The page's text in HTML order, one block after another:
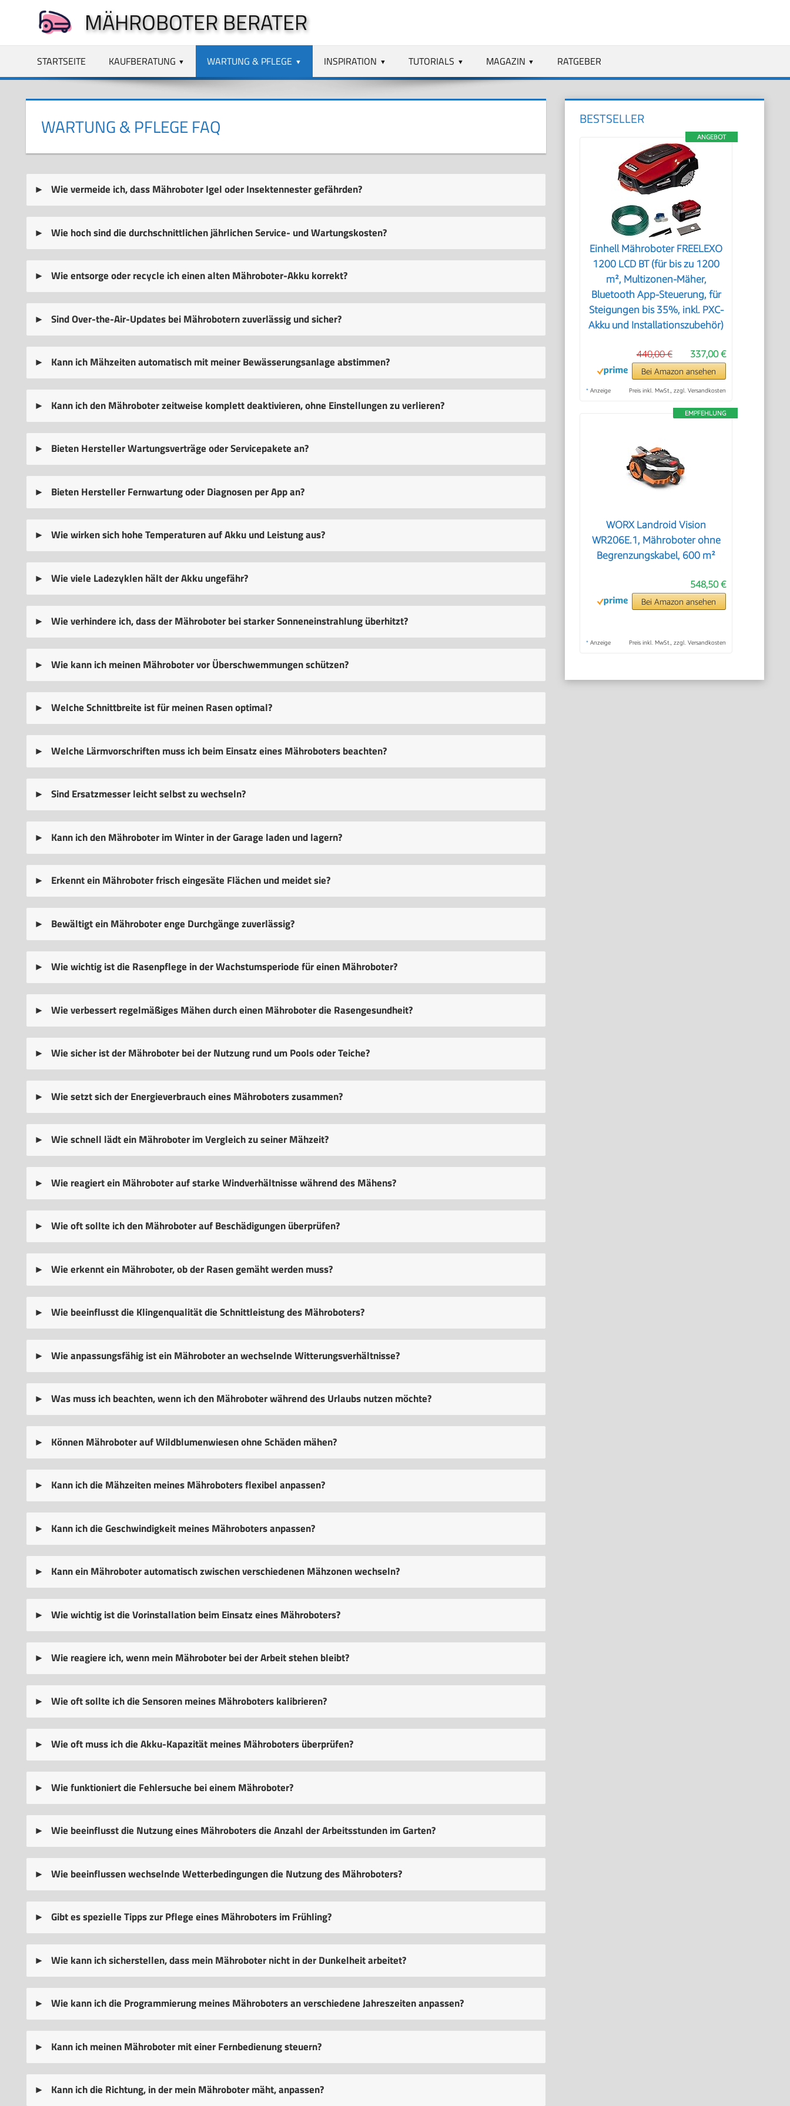
springen
MÄHROBOTER BERATER
STARTSEITE KAUFBERATUNG WARTUNG & PFLEGE INSPIRATION TUTORIALS MAGAZIN RATGEBER
WARTUNG & PFLEGE FAQ
Wie vermeide ich, dass Mähroboter Igel oder Insektennester gefährden?
Wie hoch sind die durchschnittlichen jährlichen Service- und Wartungskosten?
Wie entsorge oder recycle ich einen alten Mähroboter-Akku korrekt?
Sind Over-the-Air-Updates bei Mährobotern zuverlässig und sicher?
Kann ich Mähzeiten automatisch mit meiner Bewässerungsanlage abstimmen?
Kann ich den Mähroboter zeitweise komplett deaktivieren, ohne Einstellungen zu verlieren?
Bieten Hersteller Wartungsverträge oder Servicepakete an?
Bieten Hersteller Fernwartung oder Diagnosen per App an?
Wie wirken sich hohe Temperaturen auf Akku und Leistung aus?
Wie viele Ladezyklen hält der Akku ungefähr?
Wie verhindere ich, dass der Mähroboter bei starker Sonneneinstrahlung überhitzt?
Wie kann ich meinen Mähroboter vor Überschwemmungen schützen?
Welche Schnittbreite ist für meinen Rasen optimal?
Welche Lärmvorschriften muss ich beim Einsatz eines Mähroboters beachten?
Sind Ersatzmesser leicht selbst zu wechseln?
Kann ich den Mähroboter im Winter in der Garage laden und lagern?
Erkennt ein Mähroboter frisch eingesäte Flächen und meidet sie?
Bewältigt ein Mähroboter enge Durchgänge zuverlässig?
Wie wichtig ist die Rasenpflege in der Wachstumsperiode für einen Mähroboter?
Wie verbessert regelmäßiges Mähen durch einen Mähroboter die Rasengesundheit?
Wie sicher ist der Mähroboter bei der Nutzung rund um Pools oder Teiche?
Wie setzt sich der Energieverbrauch eines Mähroboters zusammen?
Wie schnell lädt ein Mähroboter im Vergleich zu seiner Mähzeit?
Wie reagiert ein Mähroboter auf starke Windverhältnisse während des Mähens?
Wie oft sollte ich den Mähroboter auf Beschädigungen überprüfen?
Wie erkennt ein Mähroboter, ob der Rasen gemäht werden muss?
Wie beeinflusst die Klingenqualität die Schnittleistung des Mähroboters?
Wie anpassungsfähig ist ein Mähroboter an wechselnde Witterungsverhältnisse?
Was muss ich beachten, wenn ich den Mähroboter während des Urlaubs nutzen möchte?
Können Mähroboter auf Wildblumenwiesen ohne Schäden mähen?
Kann ich die Mähzeiten meines Mähroboters flexibel anpassen?
Kann ich die Geschwindigkeit meines Mähroboters anpassen?
Kann ein Mähroboter automatisch zwischen verschiedenen Mähzonen wechseln?
Wie wichtig ist die Vorinstallation beim Einsatz eines Mähroboters?
Wie reagiere ich, wenn mein Mähroboter bei der Arbeit stehen bleibt?
Wie oft sollte ich die Sensoren meines Mähroboters kalibrieren?
Wie oft muss ich die Akku-Kapazität meines Mähroboters überprüfen?
Wie funktioniert die Fehlersuche bei einem Mähroboter?
Wie beeinflusst die Nutzung eines Mähroboters die Anzahl der Arbeitsstunden im Garten?
Wie beeinflussen wechselnde Wetterbedingungen die Nutzung des Mähroboters?
Gibt es spezielle Tipps zur Pflege eines Mähroboters im Frühling?
Wie kann ich sicherstellen, dass mein Mähroboter nicht in der Dunkelheit arbeitet?
Wie kann ich die Programmierung meines Mähroboters an verschiedene Jahreszeiten anpassen?
Kann ich meinen Mähroboter mit einer Fernbedienung steuern?
Kann ich die Richtung, in der mein Mähroboter mäht, anpassen?
BESTSELLER
ANGEBOT
Einhell Mähroboter FREELEXO
1200 LCD BT (für bis zu 1200
m², Multizonen-Mäher,
Bluetooth App-Steuerung, für
Steigungen bis 35%, inkl. PXC-
Akku und Installationszubehör)
337,00 €
440,00 €
Bei Amazon ansehen
* Anzeige Preis inkl. MwSt., zzgl. Versandkosten
EMPFEHLUNG
WORX Landroid Vision
WR206E.1, Mähroboter ohne
Begrenzungskabel, 600 m²
548,50 €
Bei Amazon ansehen
* Anzeige Preis inkl. MwSt., zzgl. Versandkosten